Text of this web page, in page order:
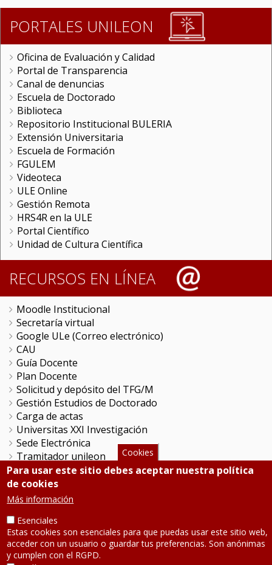
PORTALES UNILEON
Oficina de Evaluación y Calidad
Portal de Transparencia
Canal de denuncias
Escuela de Doctorado
Biblioteca
Repositorio Institucional BULERIA
Extensión Universitaria
Escuela de Formación
FGULEM
Videoteca
ULE Online
Gestión Remota
HRS4R en la ULE
Portal Científico
Unidad de Cultura Científica
RECURSOS EN LÍNEA
Moodle Institucional
Secretaría virtual
Google ULe (Correo electrónico)
CAU
Guía Docente
Plan Docente
Solicitud y depósito del TFG/M
Gestión Estudios de Doctorado
Carga de actas
Universitas XXI Investigación
Sede Electrónica
Tramitador unileon
Perfil del Contratante
Portal del Empleado
Servicio de Informática y Comunicaciones
SÍGUENOS
Cookies
Para usar este sitio debes aceptar nuestra política
de cookies
Más información
Esenciales
Estas cookies son esenciales para que puedas usar este sitio web,
acceder con un usuario o guardar tus preferencias. Son anónimas
y cumplen con el RGPD.